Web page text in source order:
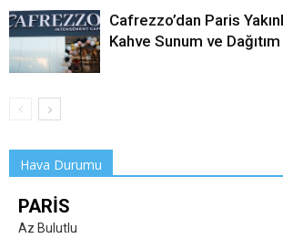
Cafrezzo’dan Paris
Kahve Sunum ve
Hava Durumu
PARIS
Az Bulutlu